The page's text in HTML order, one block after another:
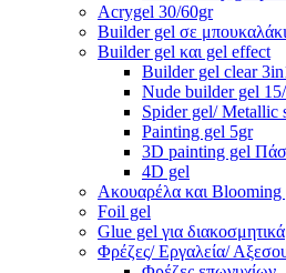
Acrygel 30/60gr
Builder gel σε
Builder gel και gel effect
Builder gel clear
Nude builder gel
Spider gel/ Metallic
Painting gel 5gr
3D painting gel
4D gel
Ακουαρέλα και Blooming
Foil gel
Glue gel για διακοσμητικά
Φρέζες/ Εργαλεία/